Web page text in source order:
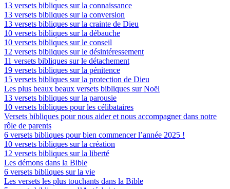
13 versets bibliques sur la connaissance
13 versets bibliques sur la conversion
13 versets bibliques sur la crainte de Dieu
10 versets bibliques sur la débauche
10 versets bibliques sur le conseil
12 versets bibliques sur le désintéressement
11 versets bibliques sur le détachement
19 versets bibliques sur la pénitence
15 versets bibliques sur la protection de Dieu
Les plus beaux beaux versets bibliques sur Noël
13 versets bibliques sur la parousie
10 versets bibliques pour les célibataires
Versets bibliques pour nous aider et nous accompagner dans notre
rôle de parents
6 versets bibliques pour bien commencer l’année 2025 !
10 versets bibliques sur la création
12 versets bibliques sur la liberté
Les démons dans la Bible
6 versets bibliques sur la vie
Les versets les plus touchants dans la Bible